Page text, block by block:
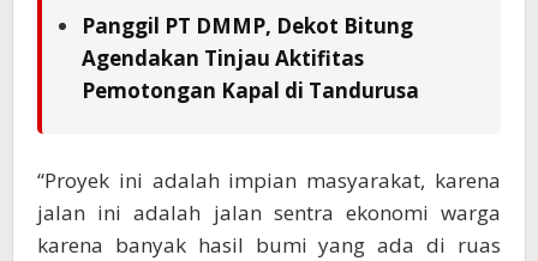
Panggil PT DMMP, Dekot Bitung
Agendakan Tinjau Aktifitas
Pemotongan Kapal di Tandurusa
“Proyek ini adalah impian masyarakat, karena
jalan ini adalah jalan sentra ekonomi warga
karena banyak hasil bumi yang ada di ruas